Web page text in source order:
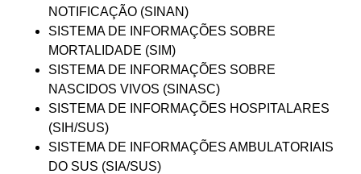
NOTIFICAÇÃO (SINAN)
SISTEMA DE INFORMAÇÕES SOBRE
MORTALIDADE (SIM)
SISTEMA DE INFORMAÇÕES SOBRE
NASCIDOS VIVOS (SINASC)
SISTEMA DE INFORMAÇÕES HOSPITALARES
(SIH/SUS)
SISTEMA DE INFORMAÇÕES AMBULATORIAIS
DO SUS (SIA/SUS)